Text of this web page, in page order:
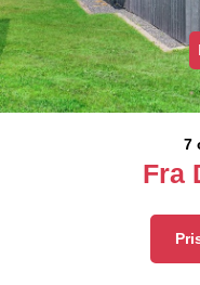
7
Fra